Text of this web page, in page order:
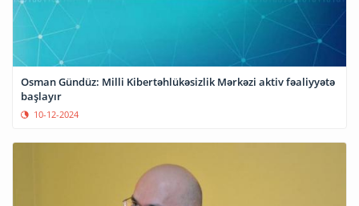
Osman Gündüz: Milli Kibertəhlükəsizlik Mərkəzi aktiv fəaliyyətə
başlayır
10-12-2024